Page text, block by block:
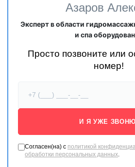
Азаров
Эксперт в области
и спа
Просто позвоните или
номер!
И Я УЖЕ
Согласен(на) с политикой
обработки персональных данных